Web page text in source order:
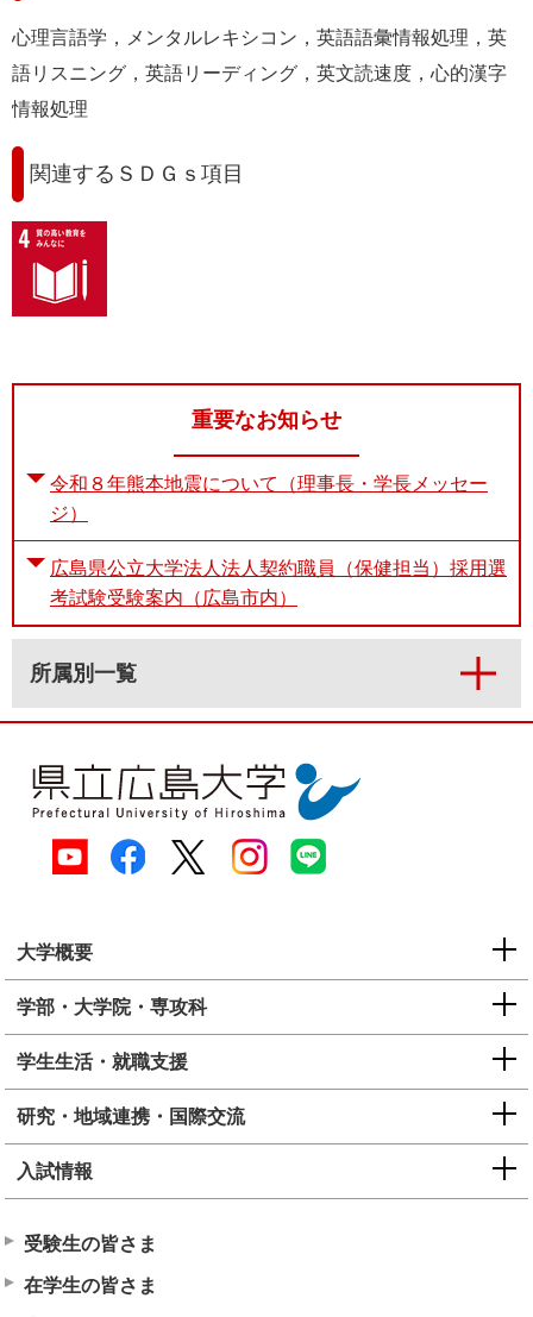
心理言語学，メンタルレキシコン，英語語彙情報処理，英
語リスニング，英語リーディング，英文読速度，心的漢字
情報処理
関連するＳＤＧｓ項目
重要なお知らせ
令和８年熊本地震について（理事長・学長メッセー
ジ）
広島県公立大学法人法人契約職員（保健担当）採用選
考試験受験案内（広島市内）
所属別一覧
大学概要
学部・大学院・専攻科
学生生活・就職支援
研究・地域連携・国際交流
入試情報
受験生の皆さま
在学生の皆さま